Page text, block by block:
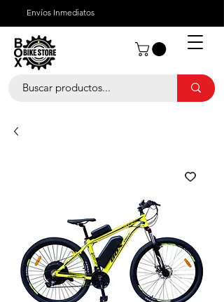
Envíos Inmediatos